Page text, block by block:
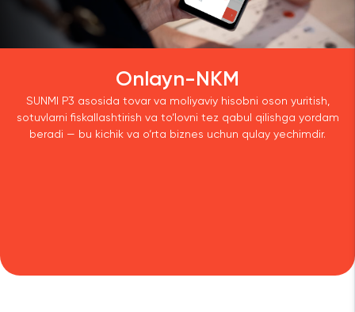
Onlayn-NKM
SUNMI P3 asosida tovar va moliyaviy hisobni oson yuritish,
sotuvlarni fiskallashtirish va to‘lovni tez qabul qilishga yordam
beradi — bu kichik va o‘rta biznes uchun qulay yechimdir.